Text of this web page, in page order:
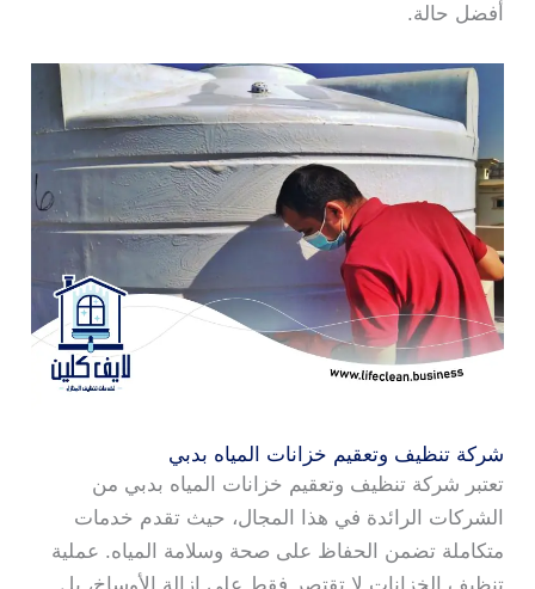
أفضل حالة.
شركة تنظيف وتعقيم خزانات المياه بدبي
تعتبر شركة تنظيف وتعقيم خزانات المياه بدبي من
الشركات الرائدة في هذا المجال، حيث تقدم خدمات
متكاملة تضمن الحفاظ على صحة وسلامة المياه. عملية